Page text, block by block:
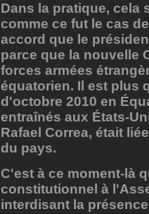
Dans la pratique, cela
comme ce fut le cas
accord que le
parce que la nouvelle
forces armées
équatorien. Il est plus
d'octobre 2010 en
entraînés aux États-
Rafael Correa, était
du pays.
C'est à ce moment-là
constitutionnel à
interdisant la